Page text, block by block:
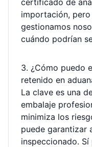
certificado de
importación,
gestionamos
cuándo podrían
3. ¿Cómo puedo
retenido en
La clave es una
embalaje
minimiza los
puede garantizar
inspeccionado.